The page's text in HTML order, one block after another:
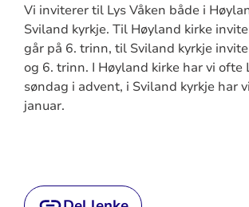
Vi inviterer til Lys Våken både i
Sviland kyrkje. Til Høyland kirke
går på 6. trinn, til Sviland kyrkje
og 6. trinn. I Høyland kirke har vi ofte
søndag i advent, i Sviland kyrkje har
januar.